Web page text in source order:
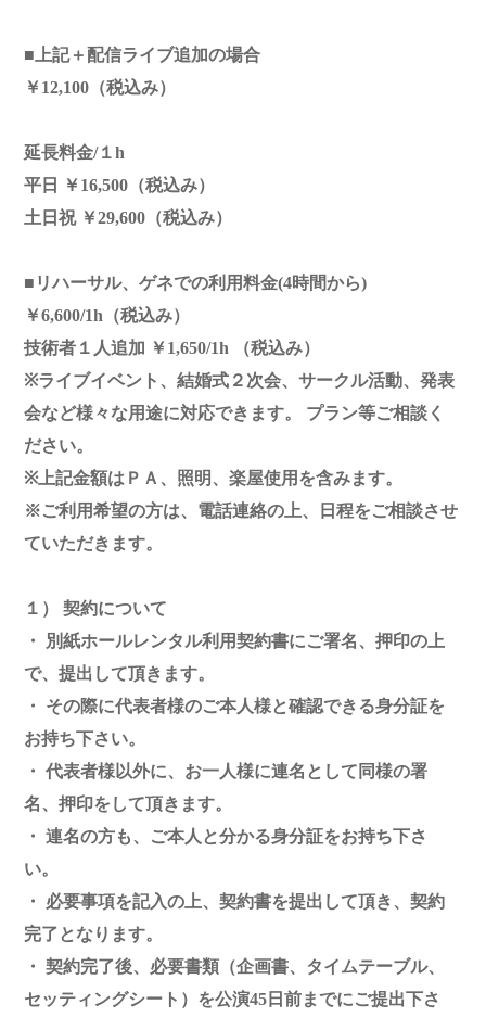
■上記＋配信ライブ追加の場合
￥12,100（税込み）
延長料金/１h
平日 ￥16,500（税込み）
土日祝 ￥29,600（税込み）
■リハーサル、ゲネでの利用料金(4時間から)
￥6,600/1h（税込み）
技術者１人追加 ￥1,650/1h （税込み）
※ライブイベント、結婚式２次会、サークル活動、発表
会など様々な用途に対応できます。 プラン等ご相談く
ださい。
※上記金額はＰＡ、照明、楽屋使用を含みます。
※ご利用希望の方は、電話連絡の上、日程をご相談させ
ていただきます。
１） 契約について
・ 別紙ホールレンタル利用契約書にご署名、押印の上
で、提出して頂きます。
・ その際に代表者様のご本人様と確認できる身分証を
お持ち下さい。
・ 代表者様以外に、お一人様に連名として同様の署
名、押印をして頂きます。
・ 連名の方も、ご本人と分かる身分証をお持ち下さ
い。
・ 必要事項を記入の上、契約書を提出して頂き、契約
完了となります。
・ 契約完了後、必要書類（企画書、タイムテーブル、
セッティングシート）を公演45日前までにご提出下さ